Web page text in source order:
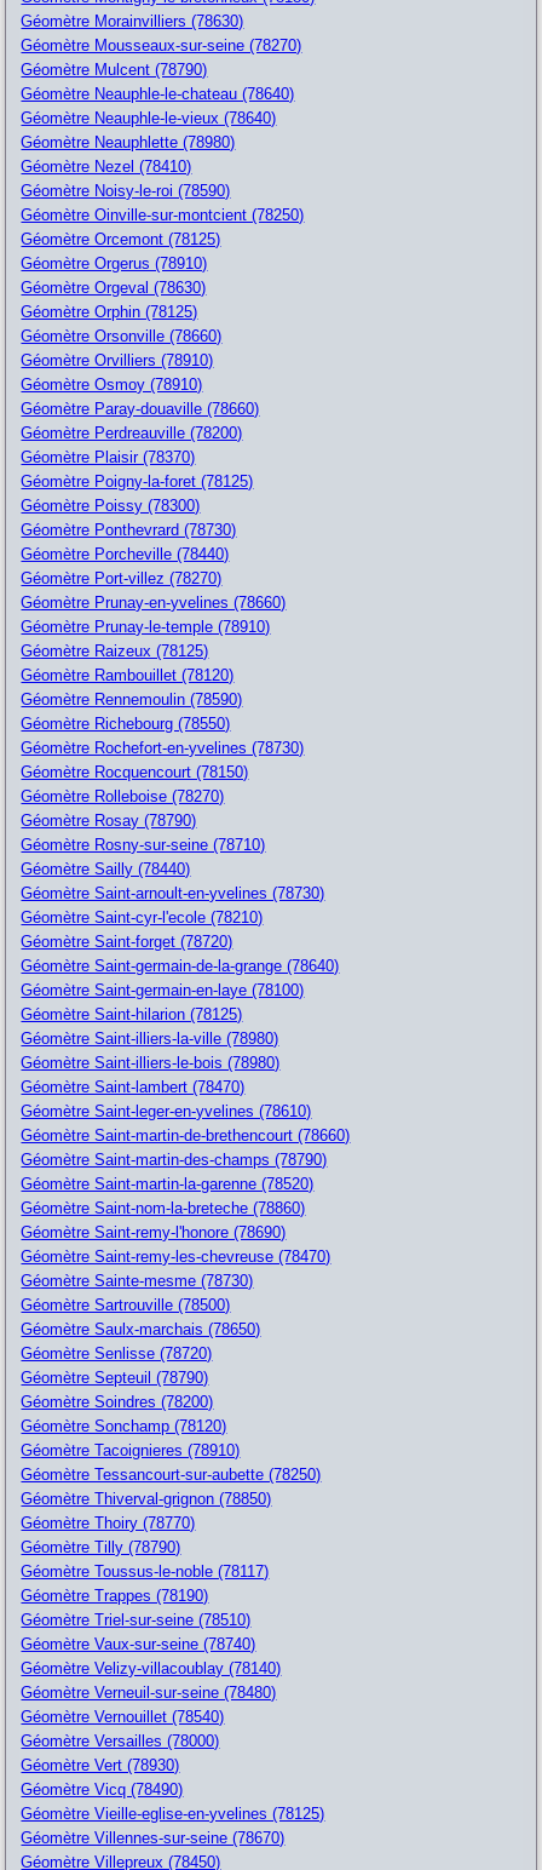
Géomètre Morainvilliers (78630)
Géomètre Mousseaux-sur-seine (78270)
Géomètre Mulcent (78790)
Géomètre Neauphle-le-chateau (78640)
Géomètre Neauphle-le-vieux (78640)
Géomètre Neauphlette (78980)
Géomètre Nezel (78410)
Géomètre Noisy-le-roi (78590)
Géomètre Oinville-sur-montcient (78250)
Géomètre Orcemont (78125)
Géomètre Orgerus (78910)
Géomètre Orgeval (78630)
Géomètre Orphin (78125)
Géomètre Orsonville (78660)
Géomètre Orvilliers (78910)
Géomètre Osmoy (78910)
Géomètre Paray-douaville (78660)
Géomètre Perdreauville (78200)
Géomètre Plaisir (78370)
Géomètre Poigny-la-foret (78125)
Géomètre Poissy (78300)
Géomètre Ponthevrard (78730)
Géomètre Porcheville (78440)
Géomètre Port-villez (78270)
Géomètre Prunay-en-yvelines (78660)
Géomètre Prunay-le-temple (78910)
Géomètre Raizeux (78125)
Géomètre Rambouillet (78120)
Géomètre Rennemoulin (78590)
Géomètre Richebourg (78550)
Géomètre Rochefort-en-yvelines (78730)
Géomètre Rocquencourt (78150)
Géomètre Rolleboise (78270)
Géomètre Rosay (78790)
Géomètre Rosny-sur-seine (78710)
Géomètre Sailly (78440)
Géomètre Saint-arnoult-en-yvelines (78730)
Géomètre Saint-cyr-l'ecole (78210)
Géomètre Saint-forget (78720)
Géomètre Saint-germain-de-la-grange (78640)
Géomètre Saint-germain-en-laye (78100)
Géomètre Saint-hilarion (78125)
Géomètre Saint-illiers-la-ville (78980)
Géomètre Saint-illiers-le-bois (78980)
Géomètre Saint-lambert (78470)
Géomètre Saint-leger-en-yvelines (78610)
Géomètre Saint-martin-de-brethencourt (78660)
Géomètre Saint-martin-des-champs (78790)
Géomètre Saint-martin-la-garenne (78520)
Géomètre Saint-nom-la-breteche (78860)
Géomètre Saint-remy-l'honore (78690)
Géomètre Saint-remy-les-chevreuse (78470)
Géomètre Sainte-mesme (78730)
Géomètre Sartrouville (78500)
Géomètre Saulx-marchais (78650)
Géomètre Senlisse (78720)
Géomètre Septeuil (78790)
Géomètre Soindres (78200)
Géomètre Sonchamp (78120)
Géomètre Tacoignieres (78910)
Géomètre Tessancourt-sur-aubette (78250)
Géomètre Thiverval-grignon (78850)
Géomètre Thoiry (78770)
Géomètre Tilly (78790)
Géomètre Toussus-le-noble (78117)
Géomètre Trappes (78190)
Géomètre Triel-sur-seine (78510)
Géomètre Vaux-sur-seine (78740)
Géomètre Velizy-villacoublay (78140)
Géomètre Verneuil-sur-seine (78480)
Géomètre Vernouillet (78540)
Géomètre Versailles (78000)
Géomètre Vert (78930)
Géomètre Vicq (78490)
Géomètre Vieille-eglise-en-yvelines (78125)
Géomètre Villennes-sur-seine (78670)
Géomètre Villepreux (78450)